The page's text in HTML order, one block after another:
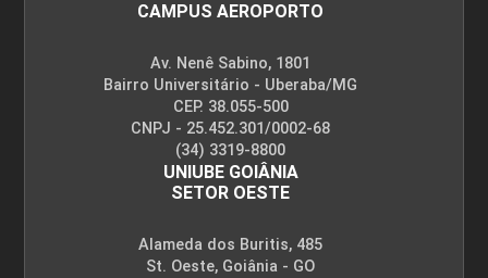
6
ENCONTRO ACADÊMICO/AVALIAÇÃO
CAMPUS AEROPORTO
Av. Nenê Sabino, 1801
Bairro Universitário - Uberaba/MG
CEP. 38.055-500
CNPJ - 25.452.301/0002-68
(34) 3319-8800
UNIUBE GOIÂNIA
SETOR OESTE
Alameda dos Buritis, 485
St. Oeste, Goiânia - GO